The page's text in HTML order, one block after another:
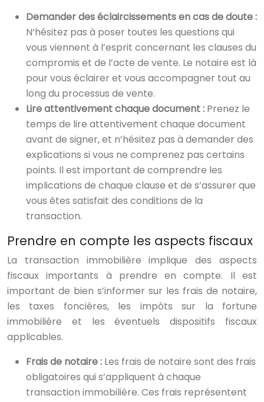
Demander des éclaircissements en cas de doute :
N’hésitez pas à poser toutes les questions qui
vous viennent à l’esprit concernant les clauses du
compromis et de l’acte de vente. Le notaire est là
pour vous éclairer et vous accompagner tout au
long du processus de vente.
Lire attentivement chaque document : Prenez le
temps de lire attentivement chaque document
avant de signer, et n’hésitez pas à demander des
explications si vous ne comprenez pas certains
points. Il est important de comprendre les
implications de chaque clause et de s’assurer que
vous êtes satisfait des conditions de la
transaction.
Prendre en compte les aspects fiscaux
La transaction immobilière implique des aspects
fiscaux importants à prendre en compte. Il est
important de bien s’informer sur les frais de notaire,
les taxes foncières, les impôts sur la fortune
immobilière et les éventuels dispositifs fiscaux
applicables.
Frais de notaire : Les frais de notaire sont des frais
obligatoires qui s’appliquent à chaque
transaction immobilière. Ces frais représentent